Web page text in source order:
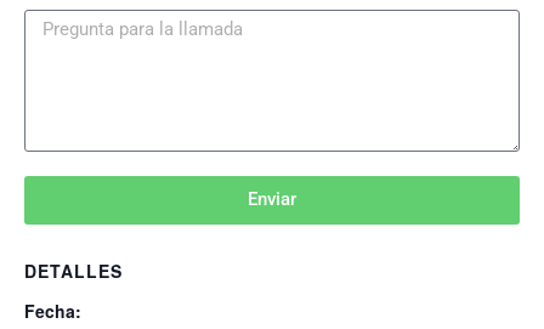
Pregunta
Enviar
DETALLES
Fecha: